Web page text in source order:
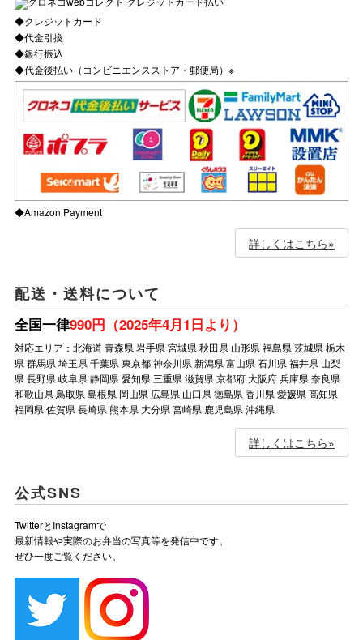
◆クレジットカード
◆代金引換
◆銀行振込
◆代金後払い（コンビニエンスストア・郵便局）※
◆Amazon Payment
詳しくはこちら»
配送・送料について
全国一律990円（2025年4月1日より）
対応エリア：北海道 青森県 岩手県 宮城県 秋田県 山形県 福島県 茨城県 栃木
県 群馬県 埼玉県 千葉県 東京都 神奈川県 新潟県 富山県 石川県 福井県 山梨
県 長野県 岐阜県 静岡県 愛知県 三重県 滋賀県 京都府 大阪府 兵庫県 奈良県
和歌山県 鳥取県 島根県 岡山県 広島県 山口県 徳島県 香川県 愛媛県 高知県
福岡県 佐賀県 長崎県 熊本県 大分県 宮崎県 鹿児島県 沖縄県
詳しくはこちら»
公式SNS
TwitterとInstagramで
最新情報や実際のお弁当の写真等を発信中です。
ぜひ一度ご覧ください。